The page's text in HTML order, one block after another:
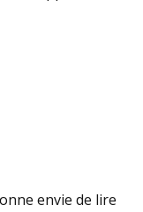
envie de lire